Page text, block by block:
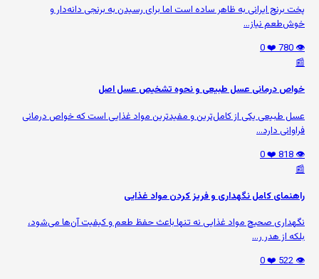
پخت برنج ایرانی به ظاهر ساده است اما برای رسیدن به برنجی دانه‌دار و
خوش‌طعم نیاز...
👁️ 780
❤️ 0
📰
خواص درمانی عسل طبیعی و نحوه تشخیص عسل اصل
عسل طبیعی یکی از کامل‌ترین و مفیدترین مواد غذایی است که خواص درمانی
فراوانی دارد...
👁️ 818
❤️ 0
📰
راهنمای کامل نگهداری و فریز کردن مواد غذایی
نگهداری صحیح مواد غذایی نه تنها باعث حفظ طعم و کیفیت آن‌ها می‌شود،
بلکه از هدر ر...
👁️ 522
❤️ 0